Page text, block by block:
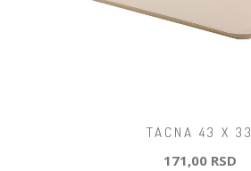
TACNA 43 X 33
171,00 RSD